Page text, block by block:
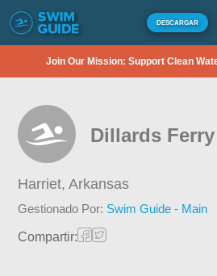
DESCARGAR
Join Our Mission: Support Clean
Dillards Ferry
Harriet,Arkansas
Gestionado Por: Swim Guide - Main
Compartir: